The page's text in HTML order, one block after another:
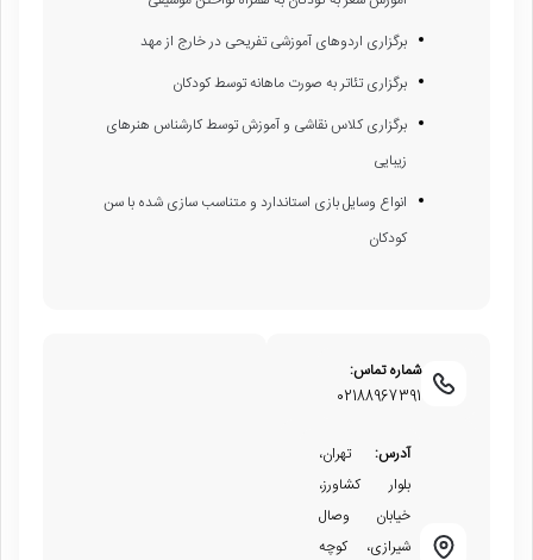
برگزاری اردوهای آموزشی تفریحی در خارج از مهد
برگزاری تئاتر به صورت ماهانه توسط کودکان
برگزاری کلاس نقاشی و آموزش توسط کارشناس هنرهای
زیبایی
انواع وسایل بازی استاندارد و متناسب سازی شده با سن
کودکان
شماره تماس:
02188967391
آدرس: تهران،
بلوار کشاورز،
خیابان وصال
شیرازی، کوچه